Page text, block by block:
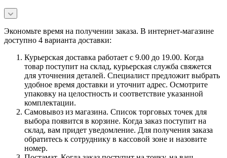
Экономьте время на получении заказа. В интернет-магазине
доступно 4 варианта доставки:
Курьерская доставка работает с 9.00 до 19.00. Когда
товар поступит на склад, курьерская служба свяжется
для уточнения деталей. Специалист предложит выбрать
удобное время доставки и уточнит адрес. Осмотрите
упаковку на целостность и соответствие указанной
комплектации.
Самовывоз из магазина. Список торговых точек для
выбора появится в корзине. Когда заказ поступит на
склад, вам придет уведомление. Для получения заказа
обратитесь к сотруднику в кассовой зоне и назовите
номер.